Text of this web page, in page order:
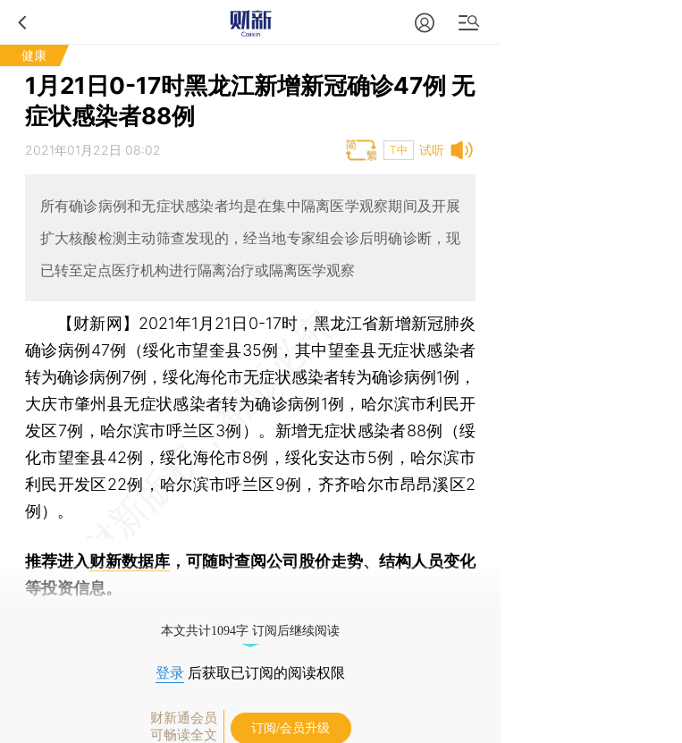
健康
1月21日0-17时黑龙江新增新冠确诊47例 无
症状感染者88例
试听
2021年01月22日 08:02 T中
所有确诊病例和无症状感染者均是在集中隔离医学观察期间及开展
扩大核酸检测主动筛查发现的，经当地专家组会诊后明确诊断，现
已转至定点医疗机构进行隔离治疗或隔离医学观察
【财新网】 2021年1月21日0-17时，黑龙江省新增新冠肺炎
确诊病例47例（绥化市望奎县35例，其中望奎县无症状感染者
转为确诊病例7例，绥化海伦市无症状感染者转为确诊病例1例，
大庆市肇州县无症状感染者转为确诊病例1例，哈尔滨市利民开
发区7例，哈尔滨市呼兰区3例）。新增无症状感染者88例（绥
化市望奎县42例，绥化海伦市8例，绥化安达市5例，哈尔滨市
利民开发区22例，哈尔滨市呼兰区9例，齐齐哈尔市昂昂溪区2
例）。
推荐进入财新数据库 ，可随时查阅公司股价走势、结构人员变化
等投资信息。
本文共计1094字 订阅后继续阅读
登录 后获取已订阅的阅读权限
财新通会员
可畅读全文
订阅/会员升级